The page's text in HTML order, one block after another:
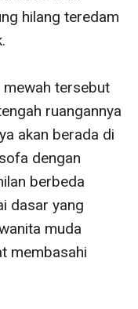
hilang teredam
tersebut
ruangannya
akan berada di
dengan
berbeda
dasar yang
muda
membasahi